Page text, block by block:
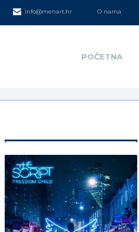
info@menart.hr O nama
POČETNA